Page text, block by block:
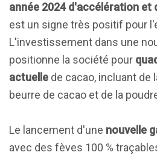
année 2024 d'accélération et
est un signe très positif pour
L'investissement dans une
positionne la société pour
actuelle de cacao, incluant de
beurre de cacao et de la
Le lancement d'une nouvelle
avec des fèves 100 %